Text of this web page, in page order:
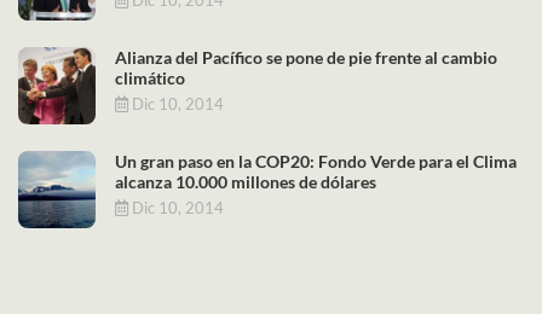
Alianza del Pacífico se pone de pie frente al cambio
climático
Dic 10, 2014
Un gran paso en la COP20: Fondo Verde para el Clima
alcanza 10.000 millones de dólares
Dic 10, 2014